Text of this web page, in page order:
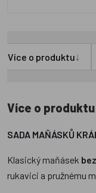
Více o produktu↓
Více o produktu
SADA MAŇÁSKŮ
Klasický maňásek
rukavici a pružnému